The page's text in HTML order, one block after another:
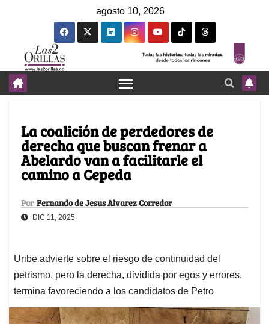
agosto 10, 2026
La coalición de perdedores de
derecha que buscan frenar a
Abelardo van a facilitarle el
camino a Cepeda
Por Fernando de Jesus Alvarez Corredor
DIC 11, 2025
Uribe advierte sobre el riesgo de continuidad del
petrismo, pero la derecha, dividida por egos y errores,
termina favoreciendo a los candidatos de Petro